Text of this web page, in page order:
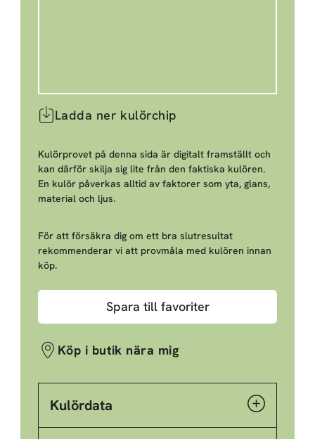
Ladda ner kulörchip
Kulörprovet på denna sida är digitalt framställt och
kan därför skilja sig lite från den faktiska kulören.
En kulör påverkas alltid av faktorer som yta, glans,
material och ljus.
För att försäkra dig om ett bra slutresultat
rekommenderar vi att provmåla med kulören innan
köp.
Spara till favoriter
Köp i butik nära mig
Kulördata